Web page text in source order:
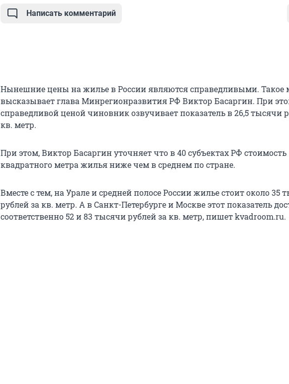
Написать комментарий
Нынешние цены на жилье в России являются справедливыми. Такое
высказывает глава Минрегионразвития РФ Виктор Басаргин. При
справедливой ценой чиновник озвучивает показатель в 26,5 тысячи
кв. метр.
При этом, Виктор Басаргин уточняет что в 40 субъектах РФ стоимость
квадратного метра жилья ниже чем в среднем по стране.
Вместе с тем, на Урале и средней полосе России жилье стоит около 35
рублей за кв. метр. А в Санкт-Петербурге и Москве этот показатель
соответственно 52 и 83 тысячи рублей за кв. метр, пишет kvadroom.ru.